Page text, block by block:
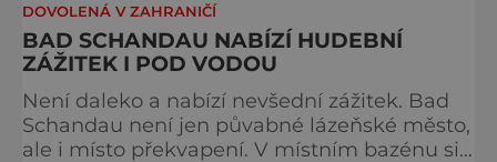
DOVOLENÁ V ZAHRANIČÍ
BAD SCHANDAU NABÍZÍ HUDEBNÍ
ZÁŽITEK I POD VODOU
Není daleko a nabízí nevšední zážitek. Bad
Schandau není jen půvabné lázeňské město,
ale i místo překvapení. V místním bazénu si